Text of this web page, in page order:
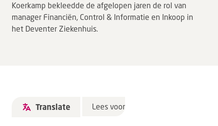
Koerkamp bekleedde de afgelopen jaren de rol van
manager Financiën, Control & Informatie en Inkoop in
het Deventer Ziekenhuis.
Translate Lees voor